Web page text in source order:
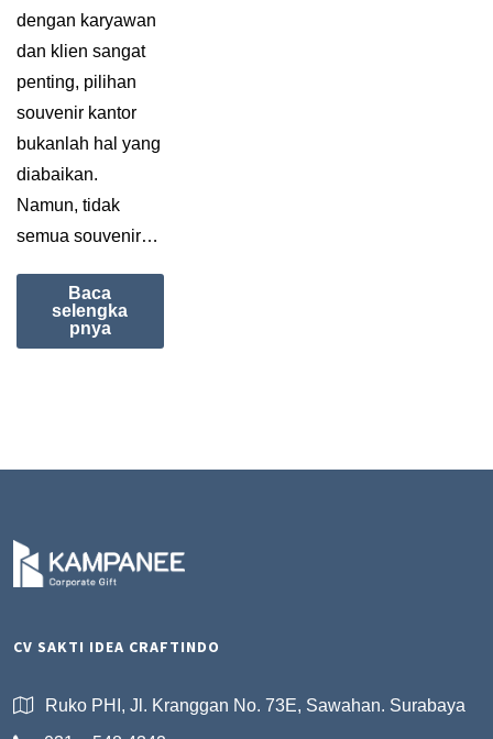
dengan karyawan
dan klien sangat
penting, pilihan
souvenir kantor
bukanlah hal yang
diabaikan.
Namun, tidak
semua souvenir…
Baca
selengka
pnya
CV SAKTI IDEA CRAFTINDO
Ruko PHI, Jl. Kranggan No. 73E, Sawahan. Surabaya